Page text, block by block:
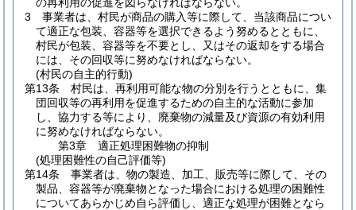
3
事業者は、村民が商品の購入等に際して、当該商品につい
て適正な包装、容器等を選択できるよう努めるとともに、
村民が包装、容器等を不要とし、又はその返却をする場合
には、その回収等に努めなければならない。
(村民の自主的行動)
第13条
村民は、再利用可能な物の分別を行うとともに、集
団回収等の再利用を促進するための自主的な活動に参加
し、協力する等により、廃棄物の減量及び資源の有効利用
に努めなければならない。
第3章
適正処理困難物の抑制
(処理困難性の自己評価等)
第14条
事業者は、物の製造、加工、販売等に際して、その
製品、容器等が廃棄物となった場合における処理の困難性
についてあらかじめ自ら評価し、適正な処理が困難となら